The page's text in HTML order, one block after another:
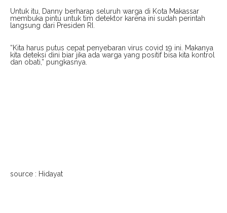
Untuk itu, Danny berharap seluruh warga di Kota Makassar
membuka pintu untuk tim detektor karena ini sudah perintah
langsung dari Presiden RI.
“Kita harus putus cepat penyebaran virus covid 19 ini. Makanya
kita deteksi dini biar jika ada warga yang positif bisa kita kontrol
dan obati,” pungkasnya.
source : Hidayat